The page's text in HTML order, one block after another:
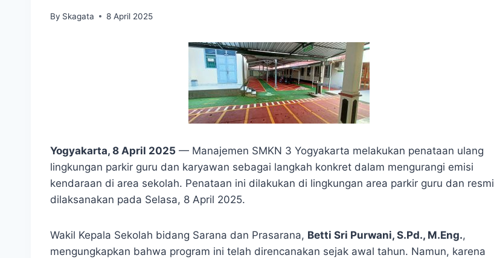
By Skagata 8 April 2025
Yogyakarta, 8 April 2025 — Manajemen SMKN 3 Yogyakarta melakukan penataan ulang
lingkungan parkir guru dan karyawan sebagai langkah konkret dalam mengurangi emisi
kendaraan di area sekolah. Penataan ini dilakukan di lingkungan area parkir guru dan resmi
dilaksanakan pada Selasa, 8 April 2025.
Wakil Kepala Sekolah bidang Sarana dan Prasarana, Betti Sri Purwani, S.Pd., M.Eng.,
mengungkapkan bahwa program ini telah direncanakan sejak awal tahun. Namun, karena